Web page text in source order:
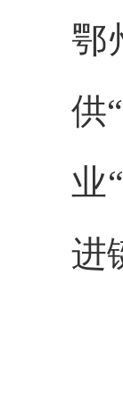
鄂
供
业
进